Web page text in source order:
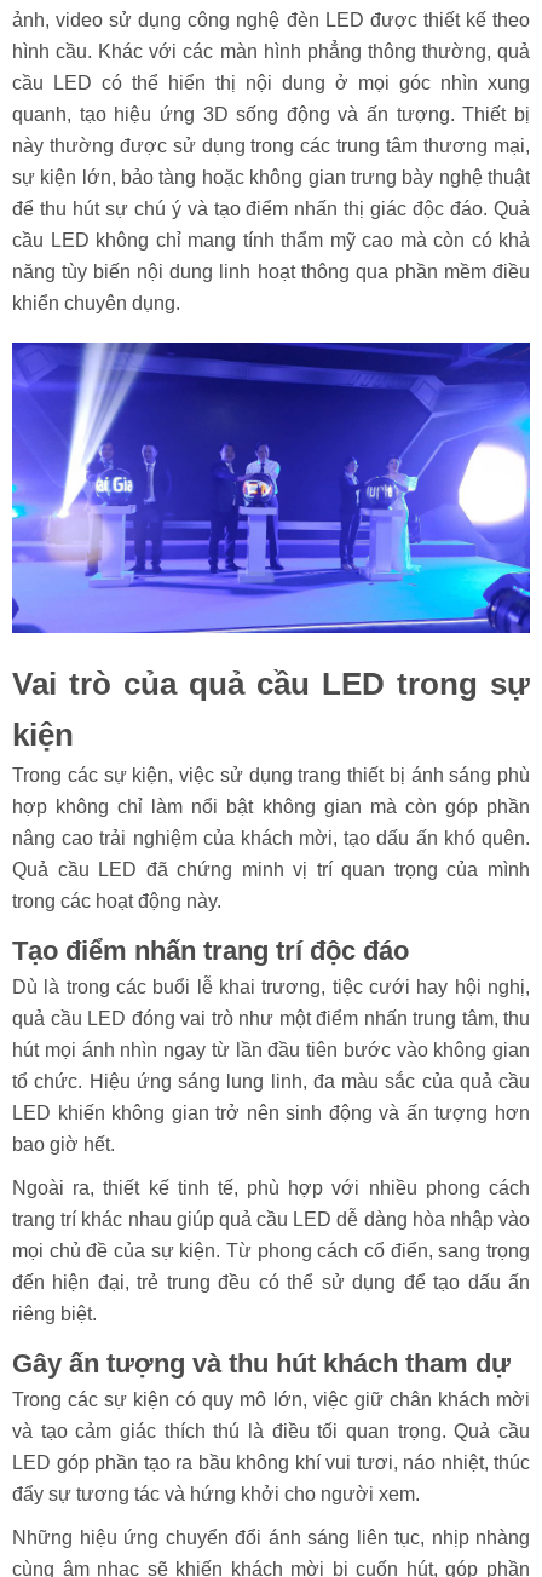
ảnh, video sử dụng công nghệ đèn LED được thiết kế theo
hình cầu. Khác với các màn hình phẳng thông thường, quả
cầu LED có thể hiển thị nội dung ở mọi góc nhìn xung
quanh, tạo hiệu ứng 3D sống động và ấn tượng. Thiết bị
này thường được sử dụng trong các trung tâm thương mại,
sự kiện lớn, bảo tàng hoặc không gian trưng bày nghệ thuật
để thu hút sự chú ý và tạo điểm nhấn thị giác độc đáo. Quả
cầu LED không chỉ mang tính thẩm mỹ cao mà còn có khả
năng tùy biến nội dung linh hoạt thông qua phần mềm điều
khiển chuyên dụng.
Vai trò của quả cầu LED trong sự
kiện
Trong các sự kiện, việc sử dụng trang thiết bị ánh sáng phù
hợp không chỉ làm nổi bật không gian mà còn góp phần
nâng cao trải nghiệm của khách mời, tạo dấu ấn khó quên.
Quả cầu LED đã chứng minh vị trí quan trọng của mình
trong các hoạt động này.
Tạo điểm nhấn trang trí độc đáo
Dù là trong các buổi lễ khai trương, tiệc cưới hay hội nghị,
quả cầu LED đóng vai trò như một điểm nhấn trung tâm, thu
hút mọi ánh nhìn ngay từ lần đầu tiên bước vào không gian
tổ chức. Hiệu ứng sáng lung linh, đa màu sắc của quả cầu
LED khiến không gian trở nên sinh động và ấn tượng hơn
bao giờ hết.
Ngoài ra, thiết kế tinh tế, phù hợp với nhiều phong cách
trang trí khác nhau giúp quả cầu LED dễ dàng hòa nhập vào
mọi chủ đề của sự kiện. Từ phong cách cổ điển, sang trọng
đến hiện đại, trẻ trung đều có thể sử dụng để tạo dấu ấn
riêng biệt.
Gây ấn tượng và thu hút khách tham dự
Trong các sự kiện có quy mô lớn, việc giữ chân khách mời
và tạo cảm giác thích thú là điều tối quan trọng. Quả cầu
LED góp phần tạo ra bầu không khí vui tươi, náo nhiệt, thúc
đẩy sự tương tác và hứng khởi cho người xem.
Những hiệu ứng chuyển đổi ánh sáng liên tục, nhịp nhàng
cùng âm nhạc sẽ khiến khách mời bị cuốn hút, góp phần